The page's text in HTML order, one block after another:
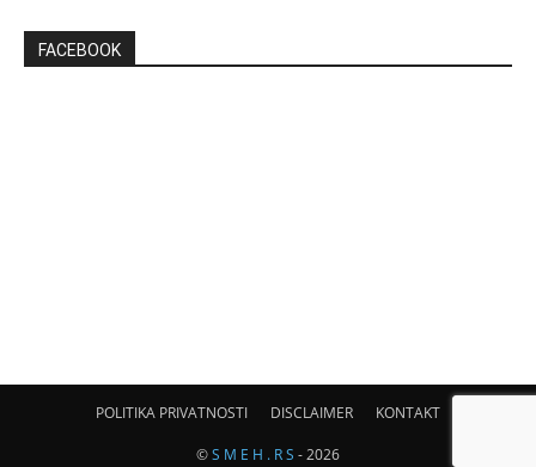
FACEBOOK
POLITIKA PRIVATNOSTI DISCLAIMER KONTAKT
©S M E H . R S - 2026